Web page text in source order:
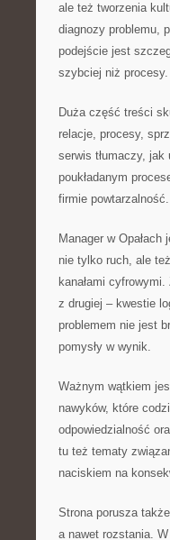
ale też tworzenia
diagnozy problemu,
podejście jest
szybciej niż procesy.
Duża część treści
relacje, procesy,
serwis tłumaczy,
poukładanym
firmie powtarzalność.
Manager w
nie tylko ruch, ale
kanałami
z drugiej – kwestie
problemem nie jest
pomysły w wynik.
Ważnym wątkiem
nawyków, które
odpowiedzialność
tu też tematy
naciskiem na
Strona porusza
a nawet rozstania.